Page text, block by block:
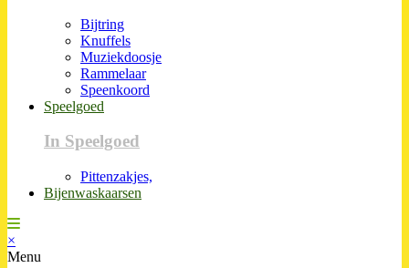
Bijtring
Knuffels
Muziekdoosje
Rammelaar
Speenkoord
Speelgoed
In Speelgoed
Pittenzakjes,
Bijenwaskaarsen
×
Menu